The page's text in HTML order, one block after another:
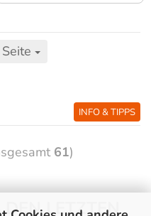
INFO & TIPPS
61)
LETZTEN